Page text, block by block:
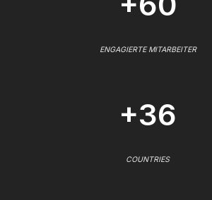
ENGAGIERTE MITARBEITER
+36
COUNTRIES